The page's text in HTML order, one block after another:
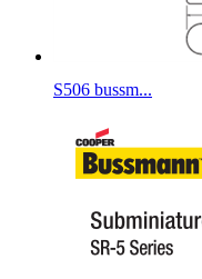
S506 bussm...